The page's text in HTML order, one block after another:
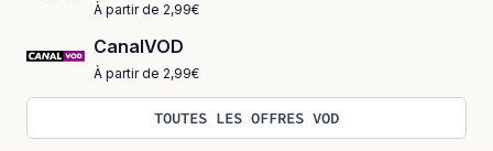
À partir de 2,99€
CanalVOD
À partir de 2,99€
TOUTES LES OFFRES VOD